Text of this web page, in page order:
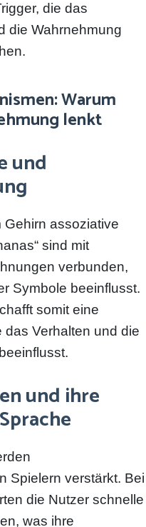
die das
die Wahrnehmung
Warum
lenkt
und
Gehirn assoziative
sind mit
verbunden,
Symbole beeinflusst.
somit eine
Verhalten und die
und ihre
Spielern verstärkt. Bei
die Nutzer schnelle
was ihre